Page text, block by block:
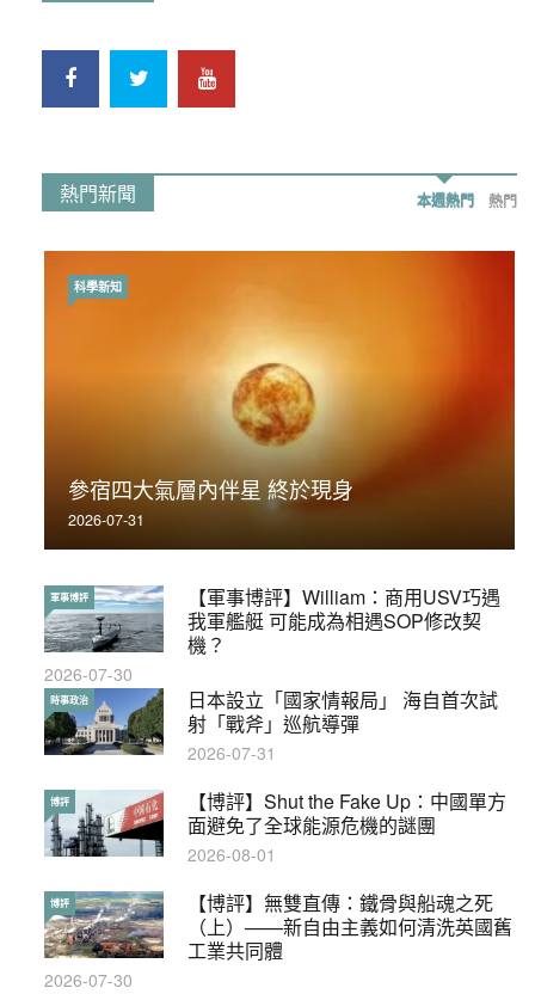
熱門新聞 本週熱門 熱門
參宿四大氣層內伴星 終於現身
2026-07-31
科學新知
【軍事博評】William：商用USV巧遇
我軍艦艇 可能成為相遇SOP修改契
機？
軍事博評
2026-07-30
日本設立「國家情報局」 海自首次試
射「戰斧」巡航導彈
時事政治
2026-07-31
【博評】Shut the Fake Up：中國單方
面避免了全球能源危機的謎團
博評
2026-08-01
【博評】無雙直傳：鐵骨與船魂之死
（上）——新自由主義如何清洗英國舊
工業共同體
博評
2026-07-30
荃灣反黑組「砌生豬肉」砌錯O記臥底4警員
被控
2019-11-01
時事政治
【輕百科】被抽中當陪審員能拒絕嗎？
輕百科
2017-10-17
【輕盤點】集會遊行陸續有來？一文盡
覽8月示威活動
輕盤點
2019-08-30
本港保護兒童法例雜亂互相矛盾家長易
墮法網
特稿
2019-05-21
【輕百科】甚麼按摩院要領牌？顧客涉
及刑責嗎？
輕百科
2021-05-13